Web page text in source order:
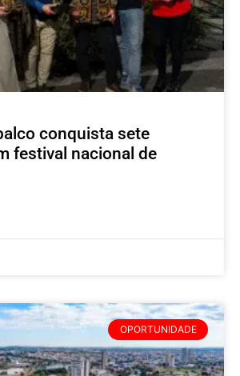
conquista sete
festival nacional de
OPORTUNIDADE